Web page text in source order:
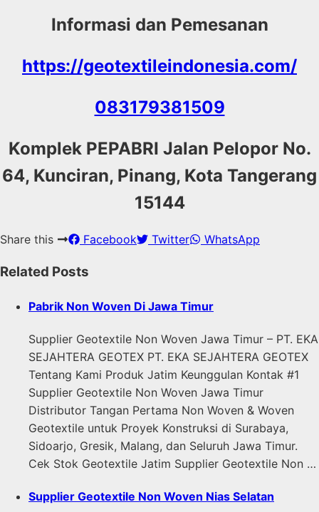
Informasi dan Pemesanan
https://geotextileindonesia.com/
083179381509
Komplek PEPABRI Jalan Pelopor No.
64, Kunciran, Pinang, Kota Tangerang
15144
Share this Facebook Twitter WhatsApp
Related Posts
Pabrik Non Woven Di Jawa Timur
Supplier Geotextile Non Woven Jawa Timur – PT. EKA
SEJAHTERA GEOTEX PT. EKA SEJAHTERA GEOTEX
Tentang Kami Produk Jatim Keunggulan Kontak #1
Supplier Geotextile Non Woven Jawa Timur
Distributor Tangan Pertama Non Woven & Woven
Geotextile untuk Proyek Konstruksi di Surabaya,
Sidoarjo, Gresik, Malang, dan Seluruh Jawa Timur.
Cek Stok Geotextile Jatim Supplier Geotextile Non …
Supplier Geotextile Non Woven Nias Selatan